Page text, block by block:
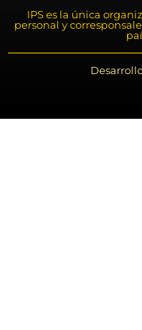
IPS es la única
personal y